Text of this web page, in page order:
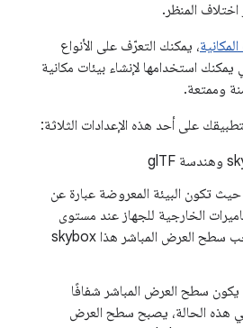
، يمكنك التعرّف على الأنواع
استخدامها لإنشاء بيئات مكانية
وممتعة.
على أحد هذه الإعدادات الثلاثة:
تكون البيئة المعروضة عبارة عن
الخارجية للجهاز عند مستوى
الشفافية الكامل، يحجب سطح العرض المباشر هذا skybox
يكون سطح العرض المباشر شفافًا
في هذه الحالة، يصبح سطح العرض